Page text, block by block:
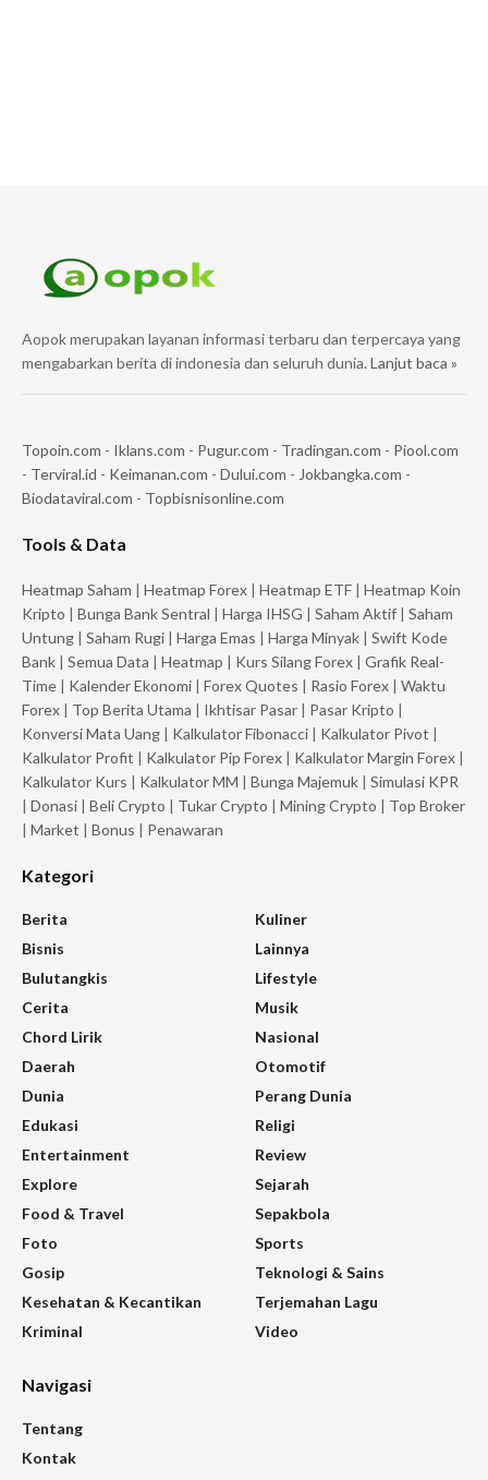
Aopok merupakan layanan informasi terbaru dan terpercaya yang
mengabarkan berita di indonesia dan seluruh dunia. Lanjut baca »
Topoin.com - Iklans.com - Pugur.com - Tradingan.com - Piool.com
- Terviral.id - Keimanan.com - Dului.com - Jokbangka.com -
Biodataviral.com - Topbisnisonline.com
Tools & Data
Heatmap Saham | Heatmap Forex | Heatmap ETF | Heatmap Koin
Kripto | Bunga Bank Sentral | Harga IHSG | Saham Aktif | Saham
Untung | Saham Rugi | Harga Emas | Harga Minyak | Swift Kode
Bank | Semua Data | Heatmap | Kurs Silang Forex | Grafik Real-
Time | Kalender Ekonomi | Forex Quotes | Rasio Forex | Waktu
Forex | Top Berita Utama | Ikhtisar Pasar | Pasar Kripto |
Konversi Mata Uang | Kalkulator Fibonacci | Kalkulator Pivot |
Kalkulator Profit | Kalkulator Pip Forex | Kalkulator Margin Forex |
Kalkulator Kurs | Kalkulator MM | Bunga Majemuk | Simulasi KPR
| Donasi | Beli Crypto | Tukar Crypto | Mining Crypto | Top Broker
| Market | Bonus | Penawaran
Kategori
Berita
Bisnis
Bulutangkis
Cerita
Chord Lirik
Daerah
Dunia
Edukasi
Entertainment
Explore
Food & Travel
Foto
Gosip
Kesehatan & Kecantikan
Kriminal
Kuliner
Lainnya
Lifestyle
Musik
Nasional
Otomotif
Perang Dunia
Religi
Review
Sejarah
Sepakbola
Sports
Teknologi & Sains
Terjemahan Lagu
Video
Navigasi
Tentang
Kontak